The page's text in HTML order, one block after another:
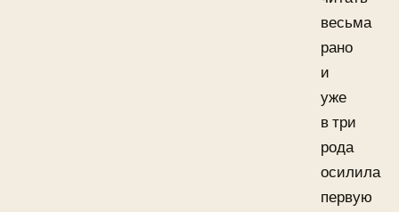
весьма
рано
и
уже
в три
рода
осилила
первую